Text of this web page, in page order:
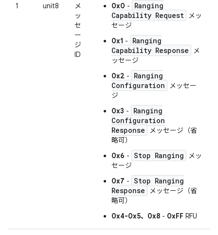
1 unit8
メ
ッ
セ
ー
ジ
ID
0x0 -
Ranging
Capability Request
メッ
セージ
0x1 -
Ranging
Capability Response
メ
ッセージ
0x2 -
Ranging
Configuration
メッセー
ジ
0x3 -
Ranging
Configuration
Response
メッセージ（省
略可）
0x6 - Stop Ranging
メッ
セージ
0x7 - Stop Ranging
Response
メッセージ（省
略可）
0x4-0x5、0x8 - 0xFF RFU